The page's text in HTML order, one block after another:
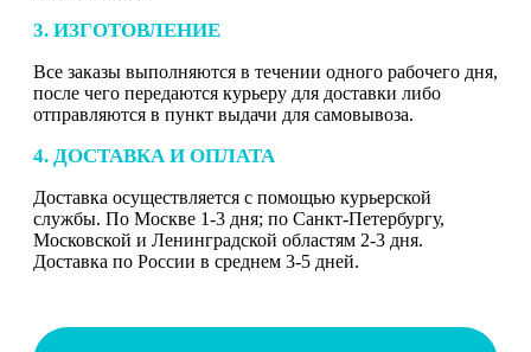
3. ИЗГОТОВЛЕНИЕ
Все заказы выполняются в течении одного рабочего дня,
после чего передаются курьеру для доставки либо
отправляются в пункт выдачи для самовывоза.
4. ДОСТАВКА И ОПЛАТА
Доставка осуществляется с помощью курьерской
службы. По Москве 1-3 дня; по Санкт-Петербургу,
Московской и Ленинградской областям 2-3 дня.
Доставка по России в среднем 3-5 дней.